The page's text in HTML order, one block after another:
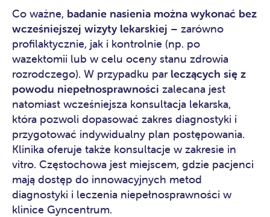
Co ważne, badanie nasienia można wykonać bez
wcześniejszej wizyty lekarskiej – zarówno
profilaktycznie, jak i kontrolnie (np. po
wazektomii lub w celu oceny stanu zdrowia
rozrodczego). W przypadku par leczących się z
powodu niepełnosprawności zalecana jest
natomiast wcześniejsza konsultacja lekarska,
która pozwoli dopasować zakres diagnostyki i
przygotować indywidualny plan postępowania.
Klinika oferuje także konsultacje w zakresie in
vitro. Częstochowa jest miejscem, gdzie pacjenci
mają dostęp do innowacyjnych metod
diagnostyki i leczenia niepełnosprawności w
klinice Gyncentrum.